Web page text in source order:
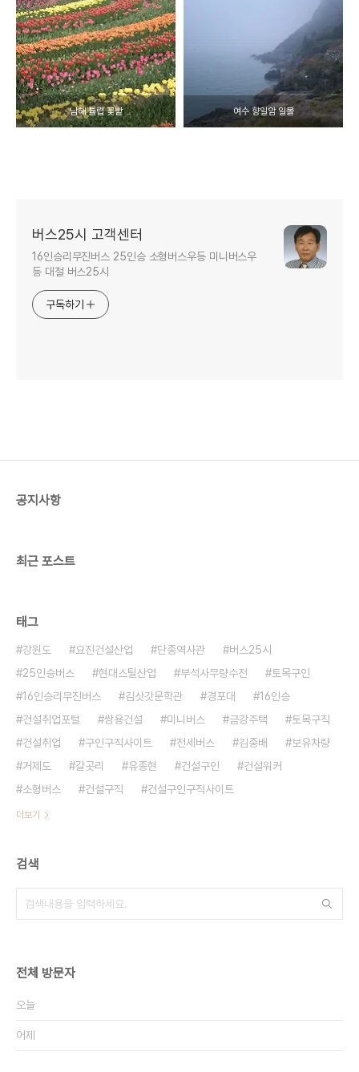
남해 튤립 꽃밭 여수 향일암 일몰
버스25시 고객센터
16인승리무진버스 25인승 소형버스우등 미니버스우
등 대절 버스25시
구독하기
공지사항
최근 포스트
태그
강원도 요진건설산업 단종역사관
버스25시
25인승버스
현대스틸산업 부석사무량수전
토목구인
16인승리무진버스
김삿갓문학관 경포대
16인승
건설취업포털
쌍용건설 미니버스 금강주택
토목구직
건설취업
구인구직사이트 전세버스 김중배
보유차량
거제도
갈곳리 유종현 건설구인
건설워커
소형버스
건설구직 건설구인구직사이트
더보기
검색
전체 방문자
오늘
어제